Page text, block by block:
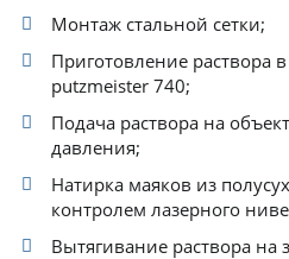
Монтаж стальной сетки;
Приготовление раствора
putzmeister 740;
Подача раствора на
давления;
Натирка маяков из
контролем лазерного
Вытягивание раствора